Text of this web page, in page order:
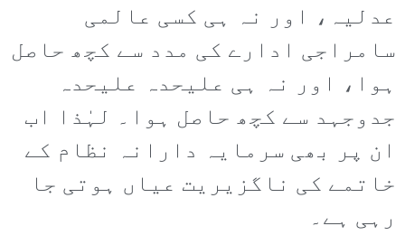
عدلیہ، اور نہ ہی کسی عالمی
سامراجی ادارے کی مدد سے کچھ حاصل
ہوا، اور نہ ہی علیحدہ علیحدہ
جدوجہد سے کچھ حاصل ہوا۔ لہٰذا اب
ان پر بھی سرمایہ دارانہ نظام کے
خاتمے کی ناگزیریت عیاں ہوتی جا
رہی ہے۔